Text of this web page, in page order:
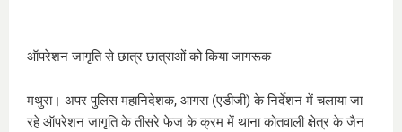
ऑपरेशन जागृति से छात्र छात्राओं को किया जागरूक
मथुरा। अपर पुलिस महानिदेशक, आगरा (एडीजी) के निर्देशन में चलाया जा
रहे ऑपरेशन जागृति के तीसरे फेज के क्रम में थाना कोतवाली क्षेत्र के जैन